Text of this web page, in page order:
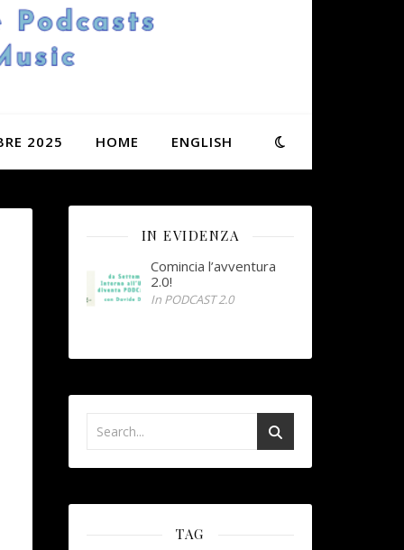
2025 HOME ENGLISH
IN EVIDENZA
Comincia l’avventura
2.0!
In PODCAST 2.0
TAG